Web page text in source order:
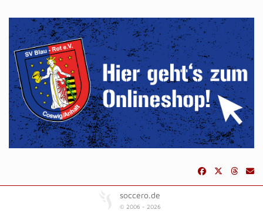
soccero.de
© 2006 - 2026